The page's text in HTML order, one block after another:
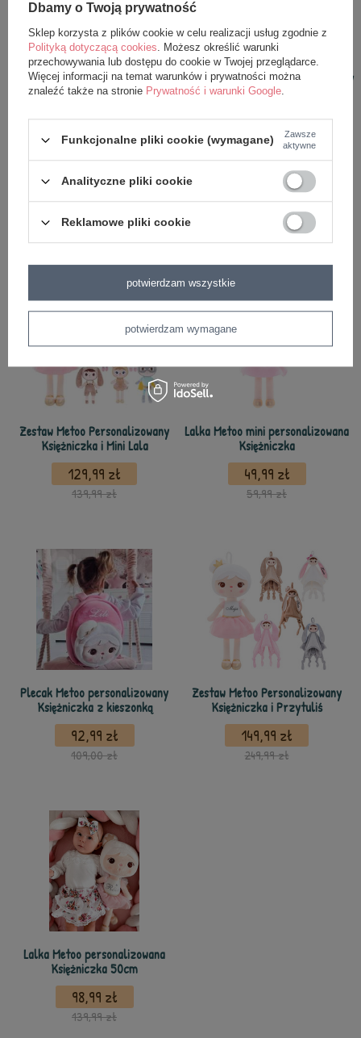
przeznaczone dla niemowląt i małych dzieci.
Przed każdym użyciem uważnie sprawdź plecak. Nie
używaj po pojawieniu się pierwszych oznak uszkodzenia
lub zużycia.
Trzymać z daleka od ognia.
z tej samej serii
Zestaw Metoo Personalizowany
Księżniczka i Mini Lala
129,99 zł
139,99 zł
Lalka Metoo mini personalizowana
Księżniczka
49,99 zł
59,99 zł
Plecak Metoo personalizowany
Księżniczka z kieszonką
92,99 zł
109,00 zł
Zestaw Metoo Personalizowany
Księżniczka i Przytuliś
149,99 zł
249,99 zł
Lalka Metoo personalizowana
Księżniczka 50cm
98,99 zł
139,99 zł
Dbamy o Twoją prywatność
Sklep korzysta z plików cookie w celu realizacji usług zgodnie z
Polityką dotyczącą cookies. Możesz określić warunki
przechowywania lub dostępu do cookie w Twojej przeglądarce.
Więcej informacji na temat warunków i prywatności można
znaleźć także na stronie Prywatność i warunki Google.
Funkcjonalne pliki cookie (wymagane)
Zawsze
aktywne
Analityczne pliki cookie
Reklamowe pliki cookie
potwierdzam wymagane
potwierdzam wszystkie